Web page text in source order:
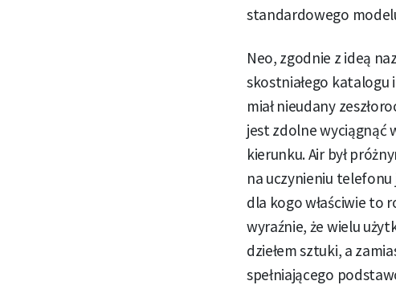
standardowego
Neo, zgodnie z ideą
skostniałego katalogu
miał nieudany
jest zdolne wyciągnąć
kierunku. Air był
na uczynieniu
dla kogo właściwie to
wyraźnie, że wielu
dziełem sztuki, a
spełniającego